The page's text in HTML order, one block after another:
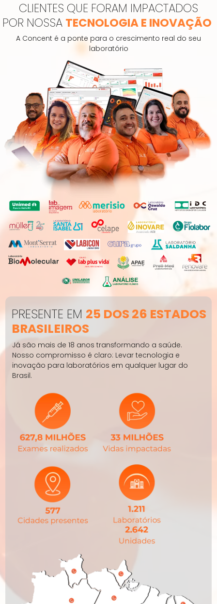
CLIENTES QUE FORAM IMPACTADOS
POR NOSSA TECNOLOGIA E INOVAÇÃO
A Concent é a ponte para o crescimento real do seu
laboratório
PRESENTE EM 25 DOS 26 ESTADOS
BRASILEIROS
Já são mais de 18 anos transformando a saúde.
Nosso compromisso é claro: Levar tecnologia e
inovação para laboratórios em qualquer lugar do
Brasil.